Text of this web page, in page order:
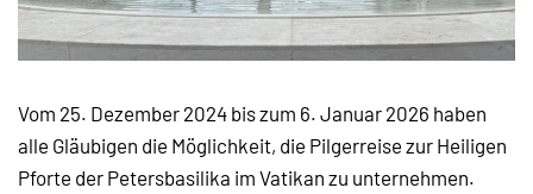
Vom 25. Dezember 2024 bis zum 6. Januar 2026 haben
alle Gläubigen die Möglichkeit, die Pilgerreise zur Heiligen
Pforte der Petersbasilika im Vatikan zu unternehmen.